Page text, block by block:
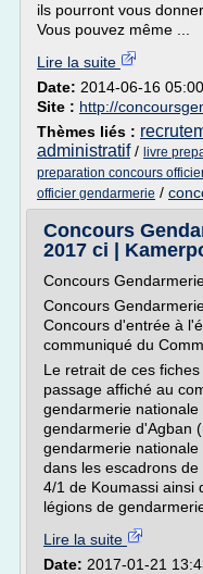
ils pourront vous
Vous pouvez même ...
Lire la suite
Date: 2014-06-16
Site : http://
Thèmes liés :
administratif/ livre
preparation concours
officier gendarmerie /
Concours
2017 ci |
Concours
Concours
Concours d'entrée à
communiqué du
Le retrait de ces
passage affiché au
gendarmerie
gendarmerie d'Agban
gendarmerie nationale
dans les escadrons
4/1 de Koumassi ainsi
légions de
Lire la suite
Date: 2017-01-21